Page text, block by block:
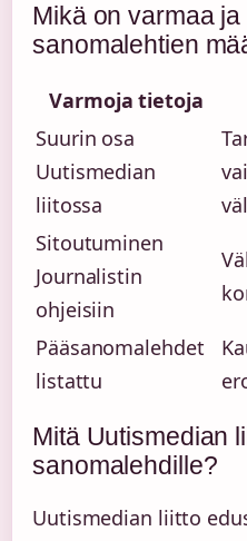
Mikä on varmaa
sanomalehtien
Varmoja tietoja
Suurin osa
Uutismedian
liitossa
Sitoutuminen
Journalistin
ohjeisiin
Pääsanomalehdet
listattu
Mitä Uutismedian
sanomalehdille?
Uutismedian liitto